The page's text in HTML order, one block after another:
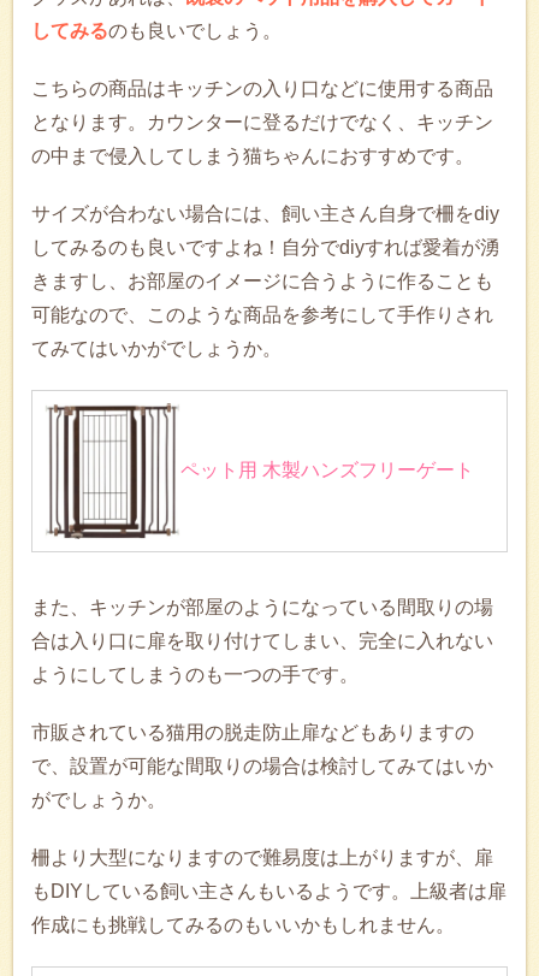
してみるのも良いでしょう。
こちらの商品はキッチンの入り口などに使用する商品
となります。カウンターに登るだけでなく、キッチン
の中まで侵入してしまう猫ちゃんにおすすめです。
サイズが合わない場合には、飼い主さん自身で柵をdiy
してみるのも良いですよね！自分でdiyすれば愛着が湧
きますし、お部屋のイメージに合うように作ることも
可能なので、このような商品を参考にして手作りされ
てみてはいかがでしょうか。
ペット用 木製ハンズフリーゲート
また、キッチンが部屋のようになっている間取りの場
合は入り口に扉を取り付けてしまい、完全に入れない
ようにしてしまうのも一つの手です。
市販されている猫用の脱走防止扉などもありますの
で、設置が可能な間取りの場合は検討してみてはいか
がでしょうか。
柵より大型になりますので難易度は上がりますが、扉
もDIYしている飼い主さんもいるようです。上級者は扉
作成にも挑戦してみるのもいいかもしれません。